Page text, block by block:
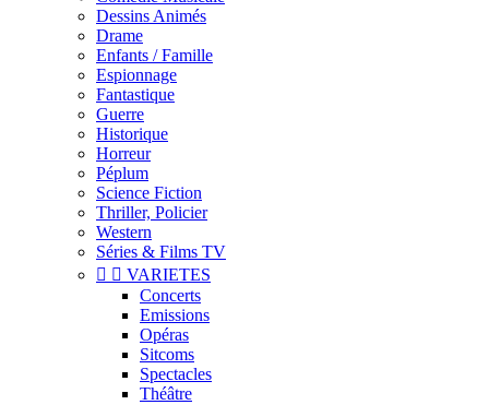
Dessins Animés
Drame
Enfants / Famille
Espionnage
Fantastique
Guerre
Historique
Horreur
Péplum
Science Fiction
Thriller, Policier
Western
Séries & Films TV
  VARIETES
Concerts
Emissions
Opéras
Sitcoms
Spectacles
Théâtre